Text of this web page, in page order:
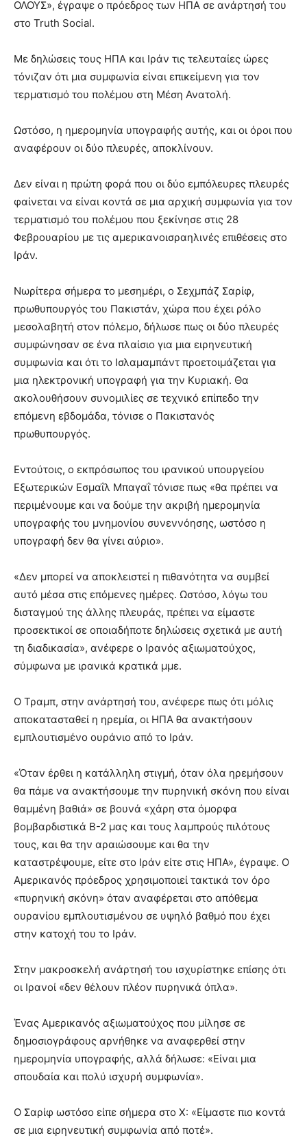
ΟΛΟΥΣ», έγραψε ο πρόεδρος των ΗΠΑ σε ανάρτησή του
στο Truth Social.
Με δηλώσεις τους ΗΠΑ και Ιράν τις τελευταίες ώρες
τόνιζαν ότι μια συμφωνία είναι επικείμενη για τον
τερματισμό του πολέμου στη Μέση Ανατολή.
Ωστόσο, η ημερομηνία υπογραφής αυτής, και οι όροι που
αναφέρουν οι δύο πλευρές, αποκλίνουν.
Δεν είναι η πρώτη φορά που οι δύο εμπόλευρες πλευρές
φαίνεται να είναι κοντά σε μια αρχική συμφωνία για τον
τερματισμό του πολέμου που ξεκίνησε στις 28
Φεβρουαρίου με τις αμερικανοισραηλινές επιθέσεις στο
Ιράν.
Νωρίτερα σήμερα το μεσημέρι, ο Σεχμπάζ Σαρίφ,
πρωθυπουργός του Πακιστάν, χώρα που έχει ρόλο
μεσολαβητή στον πόλεμο, δήλωσε πως οι δύο πλευρές
συμφώνησαν σε ένα πλαίσιο για μια ειρηνευτική
συμφωνία και ότι το Ισλαμαμπάντ προετοιμάζεται για
μια ηλεκτρονική υπογραφή για την Κυριακή. Θα
ακολουθήσουν συνομιλίες σε τεχνικό επίπεδο την
επόμενη εβδομάδα, τόνισε ο Πακιστανός
πρωθυπουργός.
Εντούτοις, ο εκπρόσωπος του ιρανικού υπουργείου
Εξωτερικών Εσμαΐλ Μπαγαΐ τόνισε πως «θα πρέπει να
περιμένουμε και να δούμε την ακριβή ημερομηνία
υπογραφής του μνημονίου συνεννόησης, ωστόσο η
υπογραφή δεν θα γίνει αύριο».
«Δεν μπορεί να αποκλειστεί η πιθανότητα να συμβεί
αυτό μέσα στις επόμενες ημέρες. Ωστόσο, λόγω του
δισταγμού της άλλης πλευράς, πρέπει να είμαστε
προσεκτικοί σε οποιαδήποτε δηλώσεις σχετικά με αυτή
τη διαδικασία», ανέφερε ο Ιρανός αξιωματούχος,
σύμφωνα με ιρανικά κρατικά μμε.
Ο Τραμπ, στην ανάρτησή του, ανέφερε πως ότι μόλις
αποκατασταθεί η ηρεμία, οι ΗΠΑ θα ανακτήσουν
εμπλουτισμένο ουράνιο από το Ιράν.
«Όταν έρθει η κατάλληλη στιγμή, όταν όλα ηρεμήσουν
θα πάμε να ανακτήσουμε την πυρηνική σκόνη που είναι
θαμμένη βαθιά» σε βουνά «χάρη στα όμορφα
βομβαρδιστικά B-2 μας και τους λαμπρούς πιλότους
τους, και θα την αραιώσουμε και θα την
καταστρέψουμε, είτε στο Ιράν είτε στις ΗΠΑ», έγραψε. Ο
Αμερικανός πρόεδρος χρησιμοποιεί τακτικά τον όρο
«πυρηνική σκόνη» όταν αναφέρεται στο απόθεμα
ουρανίου εμπλουτισμένου σε υψηλό βαθμό που έχει
στην κατοχή του το Ιράν.
Στην μακροσκελή ανάρτησή του ισχυρίστηκε επίσης ότι
οι Ιρανοί «δεν θέλουν πλέον πυρηνικά όπλα».
Ένας Αμερικανός αξιωματούχος που μίλησε σε
δημοσιογράφους αρνήθηκε να αναφερθεί στην
ημερομηνία υπογραφής, αλλά δήλωσε: «Είναι μια
σπουδαία και πολύ ισχυρή συμφωνία».
Ο Σαρίφ ωστόσο είπε σήμερα στο X: «Είμαστε πιο κοντά
σε μια ειρηνευτική συμφωνία από ποτέ».